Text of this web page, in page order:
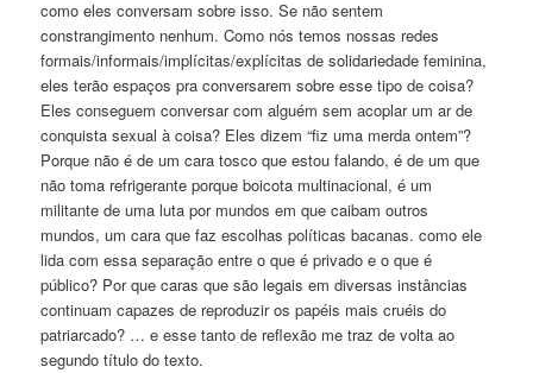
como eles conversam sobre isso. Se não sentem
constrangimento nenhum. Como nós temos nossas redes
formais/informais/implícitas/explícitas de solidariedade feminina,
eles terão espaços pra conversarem sobre esse tipo de coisa?
Eles conseguem conversar com alguém sem acoplar um ar de
conquista sexual à coisa? Eles dizem “fiz uma merda ontem”?
Porque não é de um cara tosco que estou falando, é de um que
não toma refrigerante porque boicota multinacional, é um
militante de uma luta por mundos em que caibam outros
mundos, um cara que faz escolhas políticas bacanas. como ele
lida com essa separação entre o que é privado e o que é
público? Por que caras que são legais em diversas instâncias
continuam capazes de reproduzir os papéis mais cruéis do
patriarcado? … e esse tanto de reflexão me traz de volta ao
segundo título do texto.